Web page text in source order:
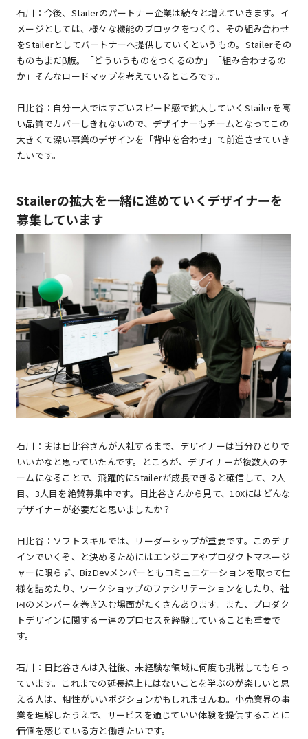
石川：今後、Stailerのパートナー企業は続々と増えていきます。イ
メージとしては、様々な機能のブロックをつくり、その組み合わせ
をStailerとしてパートナーへ提供していくというもの。Stailerその
ものもまだβ版。「どういうものをつくるのか」「組み合わせるの
か」そんなロードマップを考えているところです。
日比谷：自分一人ではすごいスピード感で拡大していくStailerを高
い品質でカバーしきれないので、デザイナーもチームとなってこの
大きくて深い事業のデザインを「背中を合わせ」て前進させていき
たいです。
Stailerの拡大を一緒に進めていくデザイナーを
募集しています
石川：実は日比谷さんが入社するまで、デザイナーは当分ひとりで
いいかなと思っていたんです。ところが、デザイナーが複数人のチ
ームになることで、飛躍的にStailerが成長できると確信して、2人
目、3人目を絶賛募集中です。日比谷さんから見て、10Xにはどんな
デザイナーが必要だと思いましたか？
日比谷：ソフトスキルでは、リーダーシップが重要です。このデザ
インでいくぞ、と決めるためにはエンジニアやプロダクトマネージ
ャーに限らず、BizDevメンバーともコミュニケーションを取って仕
様を詰めたり、ワークショップのファシリテーションをしたり、社
内のメンバーを巻き込む場面がたくさんあります。また、プロダク
トデザインに関する一連のプロセスを経験していることも重要で
す。
石川：日比谷さんは入社後、未経験な領域に何度も挑戦してもらっ
ています。これまでの延長線上にはないことを学ぶのが楽しいと思
える人は、相性がいいポジションかもしれませんね。小売業界の事
業を理解したうえで、サービスを通じていい体験を提供することに
価値を感じている方と働きたいです。